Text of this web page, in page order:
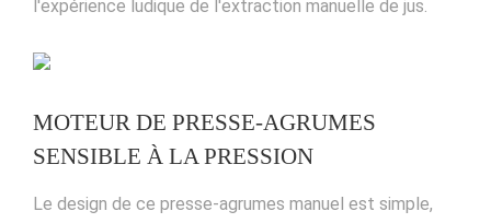
l'expérience ludique de l'extraction manuelle de jus.
MOTEUR DE PRESSE-AGRUMES
SENSIBLE À LA PRESSION
Le design de ce presse-agrumes manuel est simple,